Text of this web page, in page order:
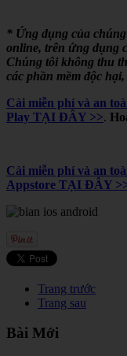
* Ứng dụng của
online, trên ứng dụng
Chúng tôi không thu
các phần mềm độc
Cài miễn phí và an
Play TẠI ĐÂY >>.
Cài miễn phí và an
Appstore TẠI ĐÂY
Trang trước
Trang sau
Bài Mới